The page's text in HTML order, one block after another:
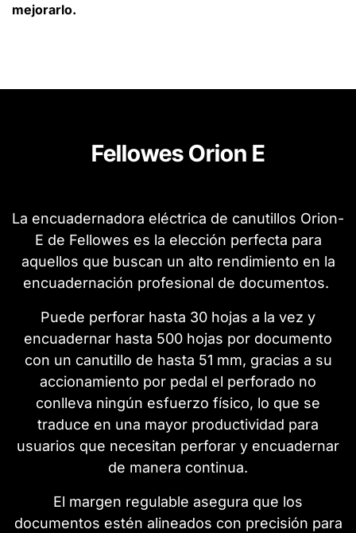
mejorarlo.
Fellowes Orion E
La encuadernadora eléctrica de canutillos Orion-
E de Fellowes es la elección perfecta para
aquellos que buscan un alto rendimiento en la
encuadernación profesional de documentos.
Puede perforar hasta 30 hojas a la vez y
encuadernar hasta 500 hojas por documento
con un canutillo de hasta 51 mm, gracias a su
accionamiento por pedal el perforado no
conlleva ningún esfuerzo físico, lo que se
traduce en una mayor productividad para
usuarios que necesitan perforar y encuadernar
de manera continua.
El margen regulable asegura que los
documentos estén alineados con precisión para